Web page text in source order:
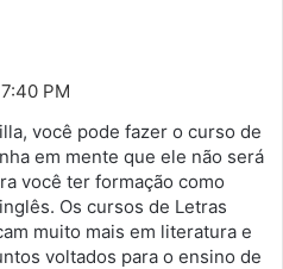
PM
você pode fazer o curso de
em mente que ele não será
você ter formação como
Os cursos de Letras
muito mais em literatura e
voltados para o ensino de